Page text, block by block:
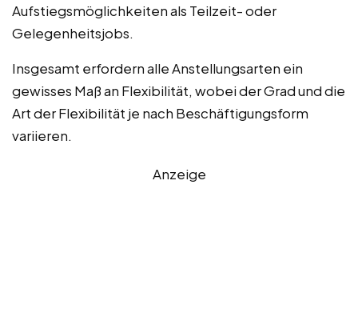
Aufstiegsmöglichkeiten als Teilzeit- oder
Gelegenheitsjobs.
Insgesamt erfordern alle Anstellungsarten ein
gewisses Maß an Flexibilität, wobei der Grad und die
Art der Flexibilität je nach Beschäftigungsform
variieren.
Anzeige